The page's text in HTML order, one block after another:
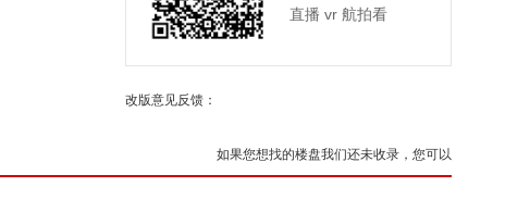
直播 vr 航拍看
改版意见反馈：
如果您想找的楼盘我们还未收录，您可以